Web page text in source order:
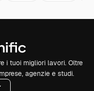
i tuoi migliori lavori. Oltre
agenzie e studi.